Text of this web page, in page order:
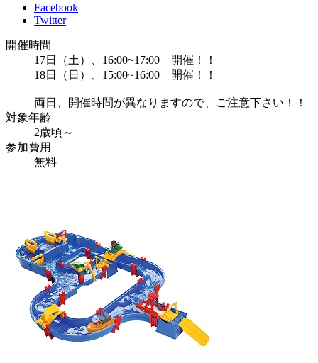
Facebook
Twitter
開催時間
17日（土）、16:00~17:00 開催！！
18日（日）、15:00~16:00 開催！！
両日、開催時間が異なりますので、ご注意下さい！！
対象年齢
2歳頃～
参加費用
無料